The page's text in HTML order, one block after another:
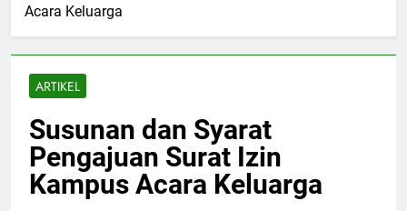
Acara Keluarga
ARTIKEL
Susunan dan Syarat
Pengajuan Surat Izin
Kampus Acara Keluarga